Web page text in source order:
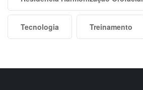
Tecnologia Treinamento